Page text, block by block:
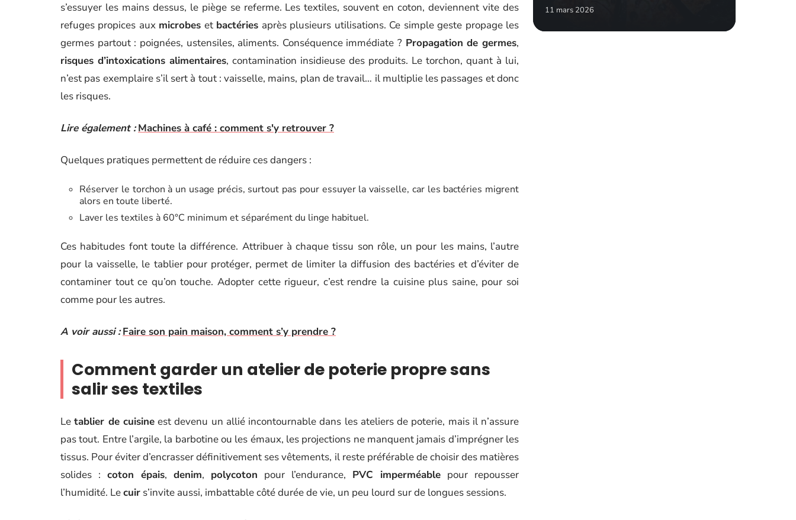
s’essuyer les mains dessus, le piège se referme. Les textiles, souvent en coton, deviennent vite des
refuges propices aux microbes et bactéries après plusieurs utilisations. Ce simple geste propage les
germes partout : poignées, ustensiles, aliments. Conséquence immédiate ? Propagation de germes,
risques d’intoxications alimentaires, contamination insidieuse des produits. Le torchon, quant à lui,
n’est pas exemplaire s’il sert à tout : vaisselle, mains, plan de travail… il multiplie les passages et donc
les risques.
Lire également : Machines à café : comment s'y retrouver ?
Quelques pratiques permettent de réduire ces dangers :
Réserver le torchon à un usage précis, surtout pas pour essuyer la vaisselle, car les bactéries migrent
alors en toute liberté.
Laver les textiles à 60°C minimum et séparément du linge habituel.
Ces habitudes font toute la différence. Attribuer à chaque tissu son rôle, un pour les mains, l’autre
pour la vaisselle, le tablier pour protéger, permet de limiter la diffusion des bactéries et d’éviter de
contaminer tout ce qu’on touche. Adopter cette rigueur, c’est rendre la cuisine plus saine, pour soi
comme pour les autres.
A voir aussi : Faire son pain maison, comment s’y prendre ?
Comment garder un atelier de poterie propre sans
salir ses textiles
Letablier de cuisineest devenu un allié incontournable dans les ateliers de poterie, mais il n’assure
pas tout. Entre l’argile, la barbotine ou les émaux, les projections ne manquent jamais d’imprégner les
tissus. Pour éviter d’encrasser définitivement ses vêtements, il reste préférable de choisir des matières
solides : coton épais, denim, polycoton pour l’endurance, PVC imperméable pour repousser
l’humidité. Lecuir s’invite aussi, imbattable côté durée de vie, un peu lourd sur de longues sessions.
11 mars 2026